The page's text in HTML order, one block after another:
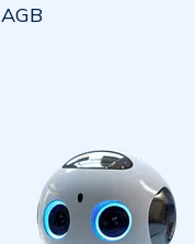
AGB